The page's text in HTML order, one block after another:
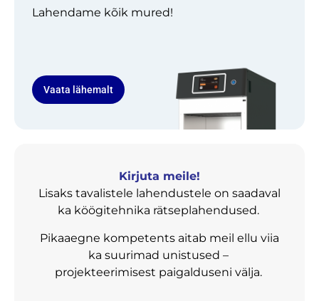
Lahendame kõik mured!
Vaata lähemalt
Kirjuta meile!
Lisaks tavalistele lahendustele on saadaval
ka köögitehnika rätseplahendused.
Pikaaegne kompetents aitab meil ellu viia
ka suurimad unistused –
projekteerimisest paigalduseni välja.